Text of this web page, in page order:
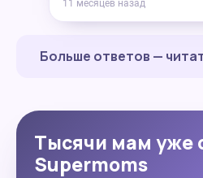
11 месяцев назад
Больше ответов —
Тысячи мам уже
Supermoms